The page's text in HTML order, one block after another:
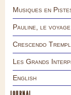
Musiques en
Pauline, le voyage
Crescendo
Les Grands
English